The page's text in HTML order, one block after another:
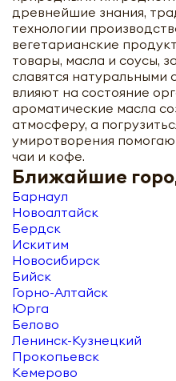
древнейшие знания,
технологии
вегетарианские
товары, масла и соусы,
славятся натуральными
влияют на состояние
ароматические масла
атмосферу, а
умиротворения
чаи и кофе.
Ближайшие
Барнаул
Новоалтайск
Бердск
Искитим
Новосибирск
Бийск
Горно-Алтайск
Юрга
Белово
Ленинск-Кузнецкий
Прокопьевск
Кемерово